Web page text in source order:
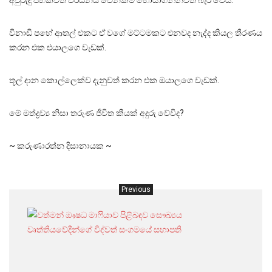
විනාඩි පහේ ආතල් එකට ඒ වගේ මට්ටමකට එනවද නැද්ද කියල තීරණය
කරන එක එයාලගෙ වැඩක්.
තූල් දාන කොල්ලෙක්ව දැනුවත් කරන එක ඔයාලගෙ වැඩක්.
මේ මත්ද්‍රව්‍ය නිසා තරුණ ජීවිත කීයක් අදුරු වේවිද?
~ කරුණාරත්න දිසානායක ~
Previous